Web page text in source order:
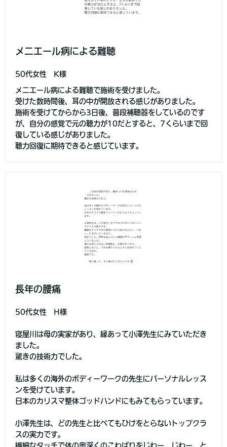
メニエール病による難聴
50代女性 K様
メニエール病による難聴で施術を受けました。
受けた数時間後、耳の中が開放される感じがありました。
施術を受けてからから3日後、普段補聴器をしているのです
が、自分の感覚で元の聴力が10だとすると、7くらいまで回
復している感じがありました。
聴力回復に期待できると感じています。
長年の腰痛
50代女性 H様
寝屋川は母の実家があり、縁あって小澤先生にみていただき
ました。
驚きの技術力でした。
私は多くの海外のボディーワークの先生にパーソナルレッス
ンを受けています。
日本のカリスマ整体ゴッドハンドにもみてもらっています。
小澤先生は、どの先生と比べてもひけをとらないトップクラ
スの実力です。
繊細なタッチで体の奥深くのこわばりをじわー、じわー、と